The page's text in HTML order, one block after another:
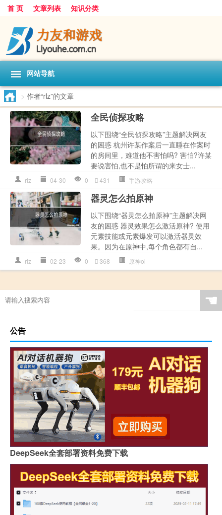
首 页 文章列表 知识分类
网站导航
> 作者“rlz”的文章
全民侦探攻略
以下围绕“全民侦探攻略”主题解决网友
的困惑 杭州许某作案后一直睡在作案时
的房间里，难道他不害怕吗? 害怕?许某
要说害怕,也不是怕所谓的来女士...
rlz 04-30 0 431 手游攻略
器灵怎么拍原神
以下围绕“器灵怎么拍原神”主题解决网
友的困惑 器灵效果怎么激活原神? 使用
元素技能或元素爆发可以激活器灵效
果。因为在原神中,每个角色都有自...
rlz 02-23 0 368 原神ol
☚
公告
DeepSeek全套部署资料免费下载